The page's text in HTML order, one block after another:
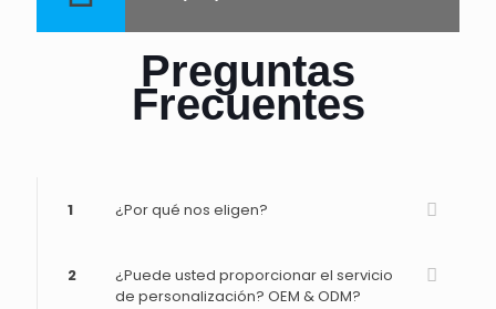
Preguntas
Frecuentes
1 ¿Por qué nos eligen?
2
¿Puede usted proporcionar el servicio
de personalización? OEM & ODM?